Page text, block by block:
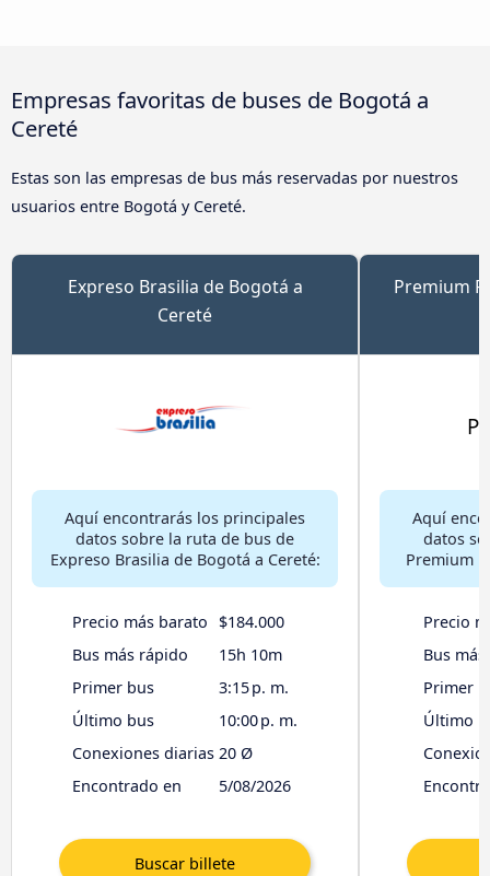
Empresas favoritas de buses de Bogotá a
Cereté
Estas son las empresas de bus más reservadas por nuestros
usuarios entre Bogotá y Cereté.
Expreso Brasilia de Bogotá a
Cereté
Aquí encontrarás los principales
datos sobre la ruta de bus de
Expreso Brasilia de Bogotá a Cereté:
Precio más barato
$184.000
Bus más rápido
15h 10m
Primer bus
3:15 p. m.
Último bus
10:00 p. m.
Conexiones diarias 20 Ø
Encontrado en
5/08/2026
Premium
Aquí
datos
Premium
Precio
Bus
Primer
Último